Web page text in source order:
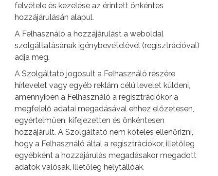
felvétele és kezelése az érintett önkéntes
hozzájárulásán alapul.
A Felhasználó a hozzájárulást a weboldal
szolgáltatásának igénybevételével (regisztrációval)
adja meg.
A Szolgáltató jogosult a Felhasználó részére
hírlevelet vagy egyéb reklám célú levelet küldeni,
amennyiben a Felhasználó a regisztrációkor a
megfelelő adatai megadásával ehhez előzetesen,
egyértelműen, kifejezetten és önkéntesen
hozzájárult. A Szolgáltató nem köteles ellenőrizni,
hogy a Felhasználó által a regisztrációkor, illetőleg
egyébként a hozzájárulás megadásakor megadott
adatok valósak, illetőleg helytállóak.